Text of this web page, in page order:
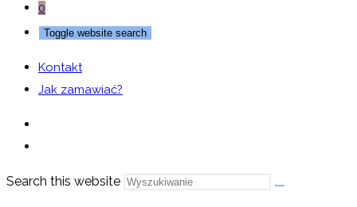
0
Toggle website search
Kontakt
Jak zamawiać?
Search this website